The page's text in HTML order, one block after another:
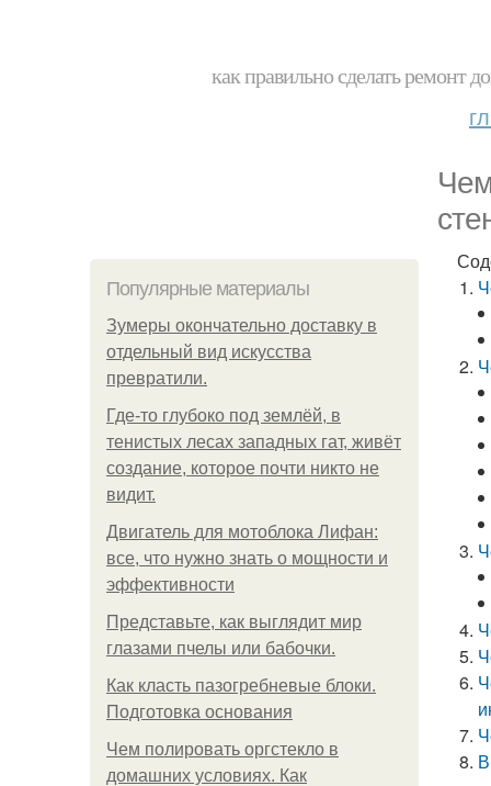
как правильно сделать ремонт
Популярные материалы
Зумеры окончательно доставку в
отдельный вид искусства
превратили.
Где-то глубоко под землёй, в
тенистых лесах западных гат, живёт
создание, которое почти никто не
видит.
Двигатель для мотоблока Лифан:
все, что нужно знать о мощности и
эффективности
Представьте, как выглядит мир
глазами пчелы или бабочки.
Как класть пазогребневые блоки.
Подготовка основания
Чем полировать оргстекло в
домашних условиях. Как